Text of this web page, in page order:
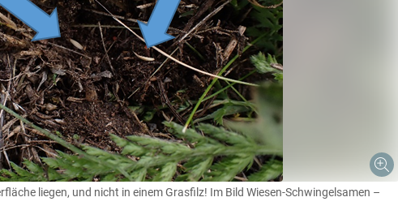
liegen, und nicht in einem Grasfilz! Im Bild Wiesen-Schwingelsamen –